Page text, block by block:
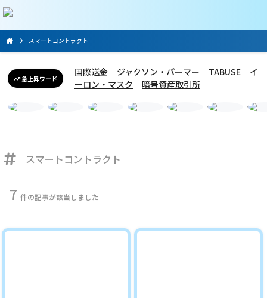
スマートコントラクト
急上昇ワード
国際送金 ジャクソン・パーマー TABUSE
イ
ーロン・マスク
暗号資産取引所
スマートコントラクト
7 件の記事が該当しました